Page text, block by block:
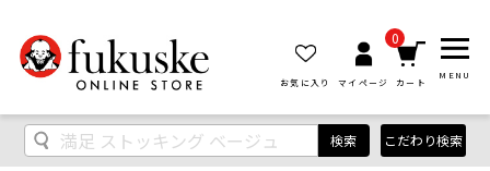
お気に入り マイページ
0
カート
MENU
検索 こだわり検索